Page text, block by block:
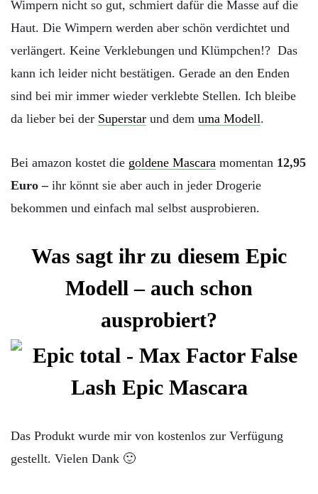
Wimpern nicht so gut, schmiert dafür die Masse auf die
Haut. Die Wimpern werden aber schön verdichtet und
verlängert. Keine Verklebungen und Klümpchen!? Das
kann ich leider nicht bestätigen. Gerade an den Enden
sind bei mir immer wieder verklebte Stellen. Ich bleibe
da lieber bei der Superstar und dem uma Modell.
Bei amazon kostet die goldene Mascara momentan 12,95
Euro – ihr könnt sie aber auch in jeder Drogerie
bekommen und einfach mal selbst ausprobieren.
Was sagt ihr zu diesem Epic
Modell – auch schon
ausprobiert?
Das Produkt wurde mir von kostenlos zur Verfügung
gestellt. Vielen Dank 🙂